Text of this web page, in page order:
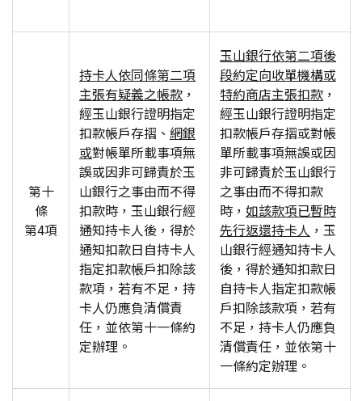
第十
條
第4項
持卡人依同條第二項
主張有疑義之帳款 ，
經玉山銀行證明指定
扣款帳戶存摺、 網銀
或對帳單所載事項無
誤或因非可歸責於玉
山銀行之事由而不得
扣款時，玉山銀行經
通知持卡人後，得於
通知扣款日自持卡人
指定扣款帳戶扣除該
款項，若有不足，持
卡人仍應負清償責
任，並依第十一條約
定辦理。
玉山銀行依第二項後
段約定向收單機構或
特約商店主張扣款 ，
經玉山銀行證明指定
扣款帳戶存摺或對帳
單所載事項無誤或因
非可歸責於玉山銀行
之事由而不得扣款
時， 如該款項已暫時
先行返還持卡人 ，玉
山銀行經通知持卡人
後，得於通知扣款日
自持卡人指定扣款帳
戶扣除該款項，若有
不足，持卡人仍應負
清償責任，並依第十
一條約定辦理。